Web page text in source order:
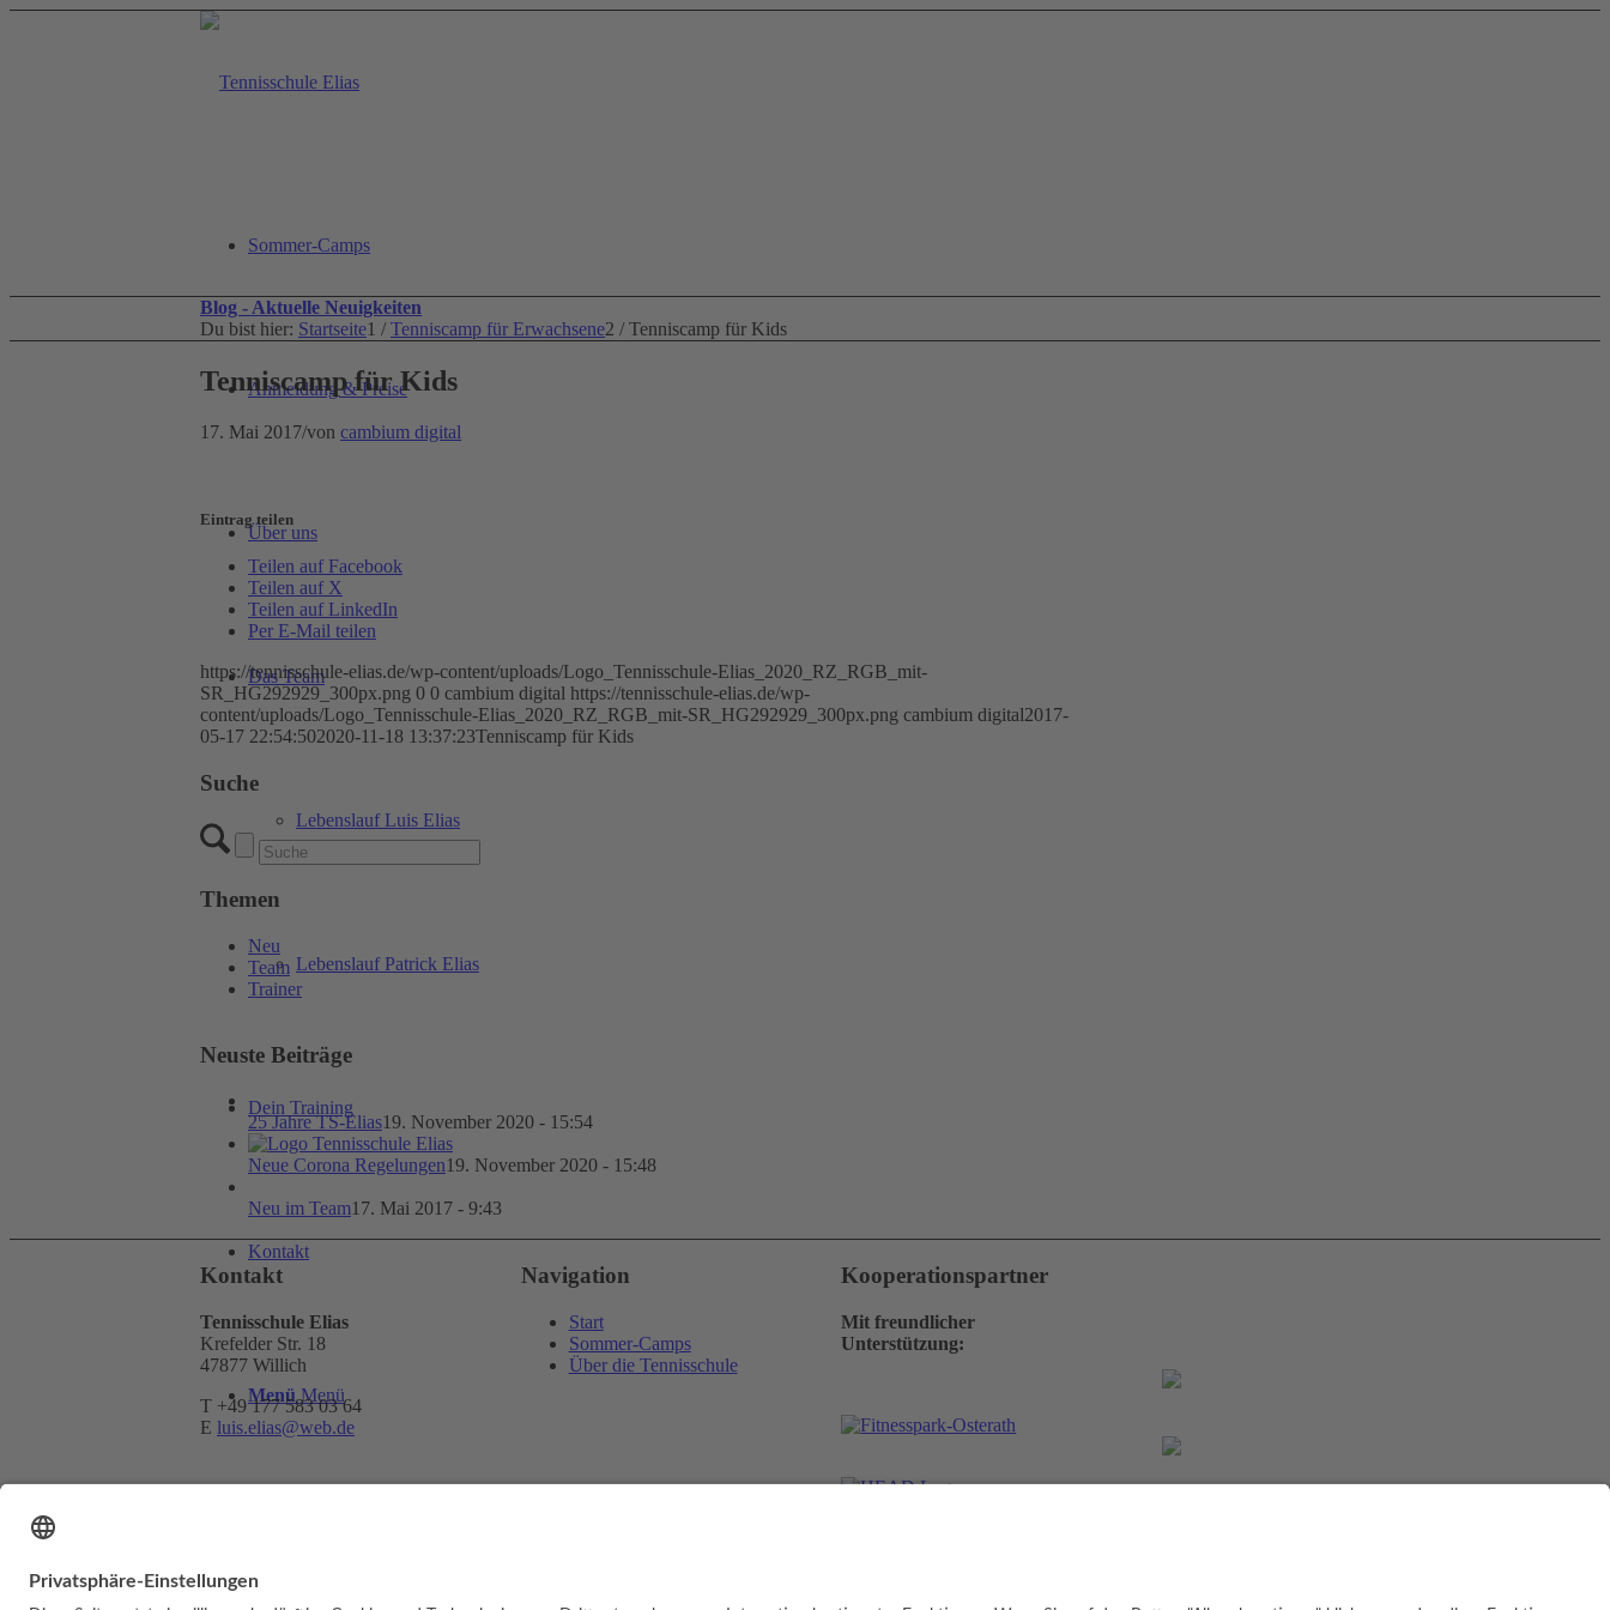
Sommer-Camps
Anmeldung & Preise
Über uns
Das Team
Lebenslauf Luis Elias
Lebenslauf Patrick Elias
Dein Training
Kontakt
Menü Menü
Blog - Aktuelle Neuigkeiten
Du bist hier: Startseite1 / Tenniscamp für Erwachsene2 / Tenniscamp für Kids
Tenniscamp für Kids
17. Mai 2017/von cambium digital
Eintrag teilen
Teilen auf Facebook
Teilen auf X
Teilen auf LinkedIn
Per E-Mail teilen
https://tennisschule-elias.de/wp-content/uploads/Logo_Tennisschule-Elias_2020_RZ_RGB_mit-
SR_HG292929_300px.png 0 0 cambium digital https://tennisschule-elias.de/wp-
content/uploads/Logo_Tennisschule-Elias_2020_RZ_RGB_mit-SR_HG292929_300px.png cambium digital2017-
05-17 22:54:502020-11-18 13:37:23Tenniscamp für Kids
Suche
Themen
Neu
Team
Trainer
Neuste Beiträge
25 Jahre TS-Elias19. November 2020 - 15:54
Neue Corona Regelungen19. November 2020 - 15:48
Neu im Team17. Mai 2017 - 9:43
Kontakt
Tennisschule Elias
Krefelder Str. 18
47877 Willich
T +49 177 583 03 64
E luis.elias@web.de
Navigation
Start
Sommer-Camps
Über die Tennisschule
Kooperationspartner
Mit freundlicher
Unterstützung:
Link zu Mail